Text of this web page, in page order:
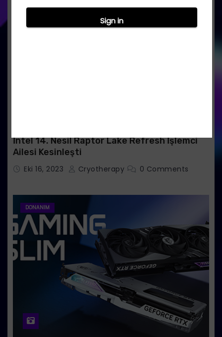
İntel 14. Nesil Raptor Lake Refresh İşlemci
Ailesi Kesinleşti
Eki 16, 2023 Cryotherapy 0 Comments
DONANIM
Sign in